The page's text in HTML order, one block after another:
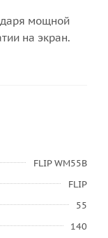
мощной
на экран.
FLIP WM55B
FLIP
55
140